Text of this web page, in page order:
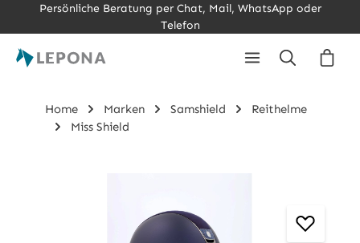
Zum Hauptinhalt springen
Persönliche Beratung per Chat, Mail, WhatsApp oder
Telefon
Home Marken Samshield
Reithelme
Miss Shield